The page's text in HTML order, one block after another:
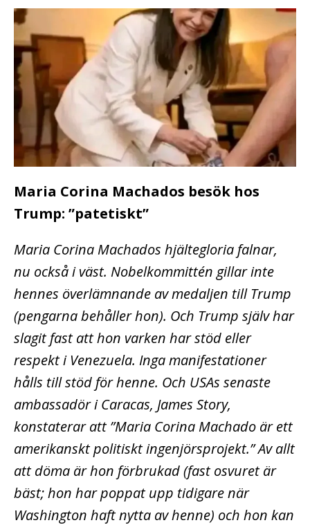
Maria Corina Machados besök hos
Trump: ”patetiskt”
Maria Corina Machados hjältegloria falnar,
nu också i väst. Nobelkommittén gillar inte
hennes överlämnande av medaljen till Trump
(pengarna behåller hon). Och Trump själv har
slagit fast att hon varken har stöd eller
respekt i Venezuela. Inga manifestationer
hålls till stöd för henne. Och USAs senaste
ambassadör i Caracas, James Story,
konstaterar att ”Maria Corina Machado är ett
amerikanskt politiskt ingenjörsprojekt.” Av allt
att döma är hon förbrukad (fast osvuret är
bäst; hon har poppat upp tidigare när
Washington haft nytta av henne) och hon kan